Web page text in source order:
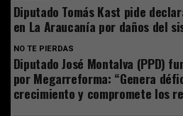
Diputado Tomás Kast pide
en La Araucanía por daños del
NO TE PIERDAS
Diputado José Montalva (PPD)
por Megarreforma: “Genera
crecimiento y compromete los